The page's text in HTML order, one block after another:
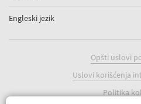
Engleski jezik
Opšti uslovi
Uslovi korišćenja
Politika